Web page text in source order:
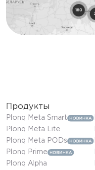
Продукты
Plonq Meta Smart
Plonq Meta Lite
Plonq Meta PODs
Plonq Prime
Plonq Alpha